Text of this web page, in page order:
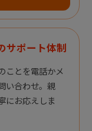
サポート体制
ことを電話かメ
い合わせ。親
にお応えしま